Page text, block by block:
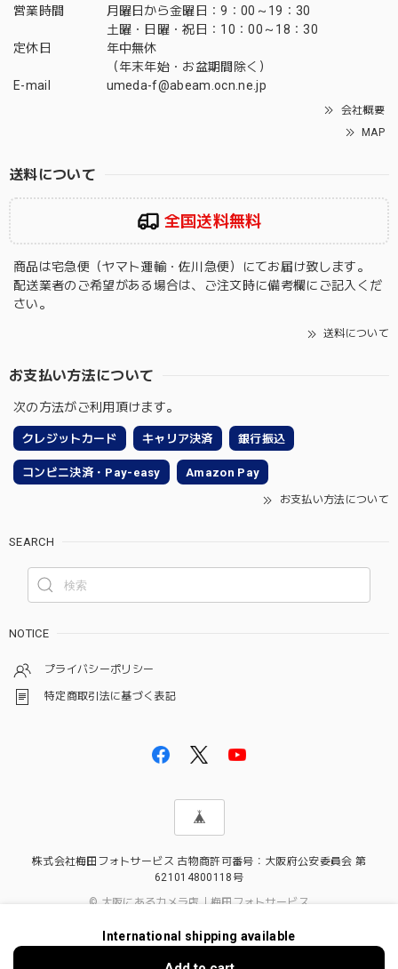
営業時間
月曜日から金曜日：9：00～19：30
土曜・日曜・祝日：10：00～18：30
定休日
年中無休
（年末年始・お盆期間除く）
E-mail
umeda-f@abeam.ocn.ne.jp
会社概要
MAP
送料について
全国送料無料
商品は宅急便（ヤマト運輸・佐川急便）にてお届け致します。
配送業者のご希望がある場合は、ご注文時に備考欄にご記入くだ
さい。
送料について
お支払い方法について
次の方法がご利用頂けます。
クレジットカード キャリア決済 銀行振込
コンビニ決済・Pay-easy Amazon Pay
お支払い方法について
SEARCH
NOTICE
プライバシーポリシー
特定商取引法に基づく表記
株式会社梅田フォトサービス 古物商許可番号：大阪府公安委員会 第
621014800118号
© 大阪にあるカメラ店｜梅田フォトサービス
International shipping available